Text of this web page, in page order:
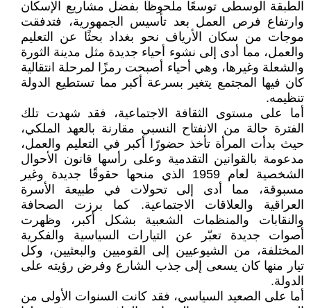
الطبقة الوسطى توسعًا ملحوظًا بفضل مشاريع الإسكان
وارتفاع فرص العمل بعد تأسيس الجمهورية، فتدفقت
موجات من سكان الأرياف نحو بغداد بحثًا عن التعليم
والعمل، مما أدى إلى نشوء أحياء جديدة مثل مدينة الثورة
والشعلة وغيرها، وهي أحياء أصبحت رمزًا لمرحلة انتقالية
كان فيها المجتمع يتغير بسرعة أكبر مما تستطيع الدولة
تنظيمه.
أما على مستوى الثقافة الاجتماعية، فقد شهدت تلك
الفترة حالة من الانفتاح النسبي مقارنة بالعهد الملكي،
حيث بدأت المرأة تأخذ حضورًا أكبر في التعليم والعمل،
مدعومة بالقوانين التقدمية وعلى رأسها قانون الأحوال
الشخصية لعام 1959 الذي منحها حقوقًا جديدة وغير
مسبوقة، مما أدى إلى تحولات في طبيعة الأسرة
العراقية والعلاقات الاجتماعية. كما برزت الصحافة
والنقابات والمنظمات الشعبية بشكل أكبر، وظهرت
أصوات جديدة تعبّر عن التيارات السياسية والفكرية
المختلفة، من الشيوعيين إلى القوميين والبعثيين، وكل
تيار منها كان يسعى إلى جذب الشارع وفرض رؤيته على
الدولة.
أما على الصعيد السياسي، فقد كانت السنوات الأولى من